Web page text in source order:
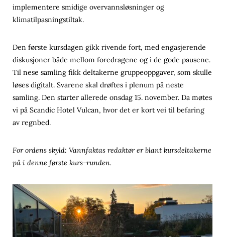
implementere smidige overvannsløsninger og
klimatilpasningstiltak.
Den første kursdagen gikk rivende fort, med engasjerende
diskusjoner både mellom foredragene og i de gode pausene.
Til nese samling fikk deltakerne gruppeoppgaver, som skulle
løses digitalt. Svarene skal drøftes i plenum på neste
samling. Den starter allerede onsdag 15. november. Da møtes
vi på Scandic Hotel Vulcan, hvor det er kort vei til befaring
av regnbed.
For ordens skyld: Vannfaktas redaktør er blant kursdeltakerne
på i denne første kurs-runden.